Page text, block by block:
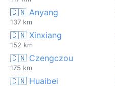
🇨🇳 Anyang
137 km
🇨🇳 Xinxiang
152 km
🇨🇳 Czengczou
175 km
🇨🇳 Huaibei